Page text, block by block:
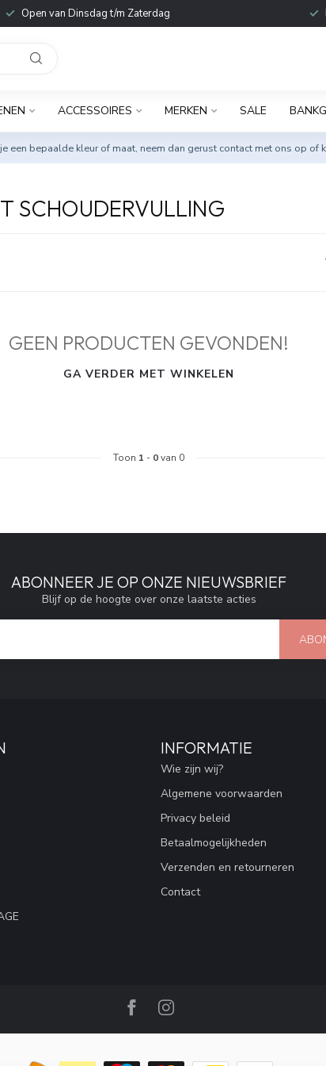
Open van Dinsdag t/m Zaterdag
ACCESSOIRES MERKEN SALE
een bepaalde kleur of maat, neem dan gerust contact met ons op of
SCHOUDERVULLING
GEEN PRODUCTEN GEVONDEN!
GA VERDER MET WINKELEN
Toon 1 - 0van 0
ABONNEER JE OP ONZE NIEUWSBRIEF
Blijf op de hoogte over onze laatste acties
INFORMATIE
Wie zijn wij?
Algemene voorwaarden
Privacy beleid
Betaalmogelijkheden
Verzenden en retourneren
Contact